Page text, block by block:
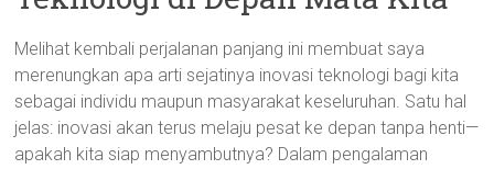
Melihat kembali perjalanan panjang ini membuat saya
merenungkan apa arti sejatinya inovasi teknologi bagi kita
sebagai individu maupun masyarakat keseluruhan. Satu hal
jelas: inovasi akan terus melaju pesat ke depan tanpa henti—
apakah kita siap menyambutnya? Dalam pengalaman